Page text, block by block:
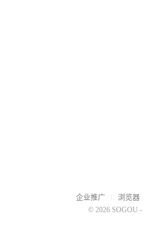
企业推广 浏览器
© 2026 SOGOU -